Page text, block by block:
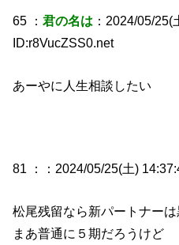
65 ：君の名は ：2024/05/
ID:r8VucZSS0.net
あーやに人生相談したい
81 ： ：2024/05/25(土)
松尾残留なら新パートナー
まあ普通に５期だろうけど